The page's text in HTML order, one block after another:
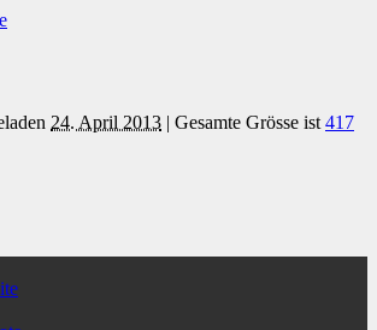
24. April 2013 | Gesamte Grösse ist 417